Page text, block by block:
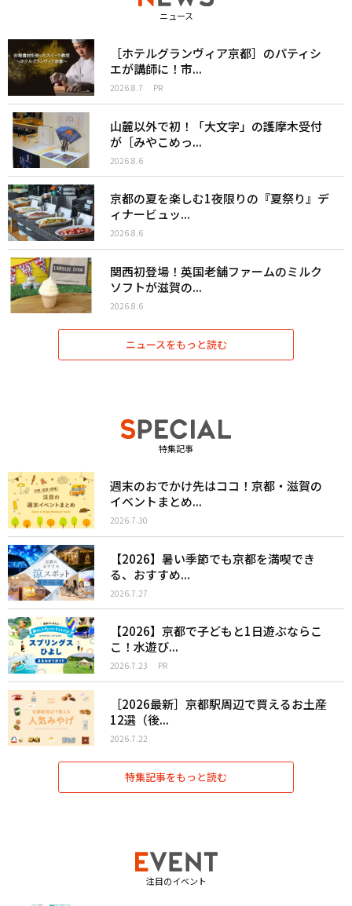
ニュース
［ホテルグランヴィア京都］のパティシ
エが講師に！市...
2026.8.7 PR
山麓以外で初！「大文字」の護摩木受付
が［みやこめっ...
2026.8.6
京都の夏を楽しむ1夜限りの『夏祭り』デ
ィナービュッ...
2026.8.6
関西初登場！英国老舗ファームのミルク
ソフトが滋賀の...
2026.8.6
ニュースをもっと読む
特集記事
週末のおでかけ先はココ！京都・滋賀の
イベントまとめ...
2026.7.30
【2026】暑い季節でも京都を満喫でき
る、おすすめ...
2026.7.27
【2026】京都で子どもと1日遊ぶならこ
こ！水遊び...
2026.7.23 PR
［2026最新］京都駅周辺で買えるお土産
12選（後...
2026.7.22
特集記事をもっと読む
注目のイベント